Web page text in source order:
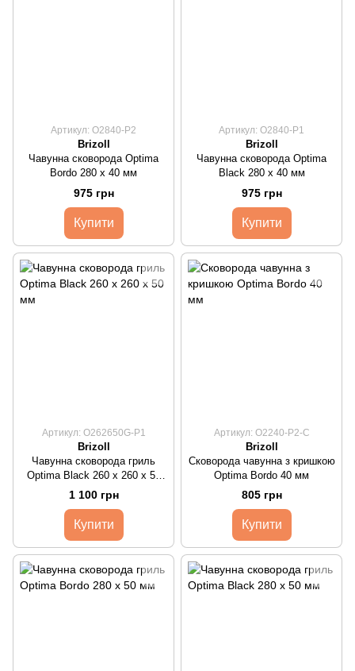
Артикул: O2840-P2
Brizoll
Чавунна сковорода Optima
Bordo 280 х 40 мм
975 грн
Купити
Артикул: O2840-P1
Brizoll
Чавунна сковорода Optima
Black 280 х 40 мм
975 грн
Купити
Артикул: O262650G-P1
Brizoll
Чавунна сковорода гриль
Optima Black 260 х 260 х 50
мм
1 100 грн
Купити
Артикул: O2240-P2-C
Brizoll
Сковорода чавунна з кришкою
Optima Bordo 40 мм
805 грн
Купити